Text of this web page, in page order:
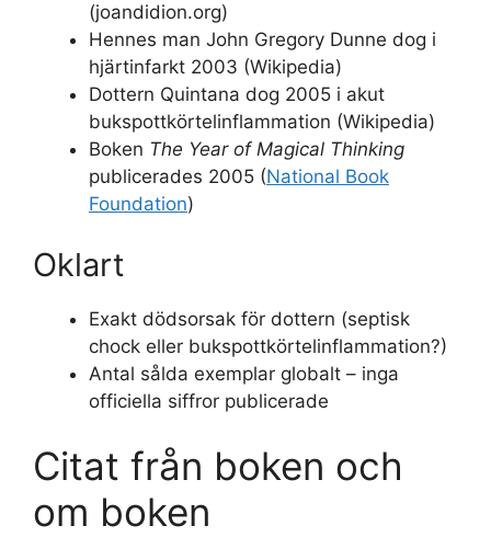
(joandidion.org)
Hennes man John Gregory Dunne dog i
hjärtinfarkt 2003 (Wikipedia)
Dottern Quintana dog 2005 i akut
bukspottkörtelinflammation (Wikipedia)
Boken The Year of Magical Thinking
publicerades 2005 (National Book
Foundation)
Oklart
Exakt dödsorsak för dottern (septisk
chock eller bukspottkörtelinflammation?)
Antal sålda exemplar globalt – inga
officiella siffror publicerade
Citat från boken och
om boken